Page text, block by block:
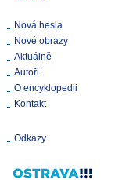
Nová hesla
Nové obrazy
Aktuálně
Autoři
O encyklopedii
Kontakt
Odkazy